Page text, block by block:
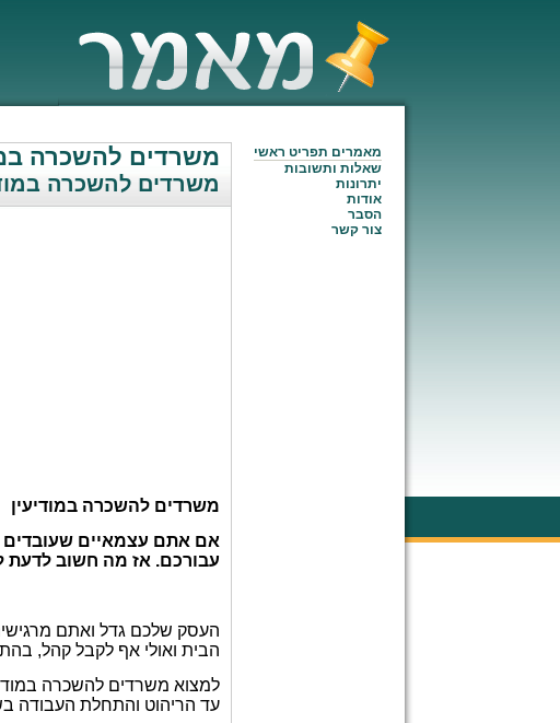
משרדים להשכרה
משרדים להשכרה
משרדים להשכרה במודיעין
אם אתם עצמאיים שעובדים
עבורכם. אז מה חשוב לדעת
העסק שלכם גדל ואתם
הבית ואולי אף לקבל קהל,
למצוא משרדים להשכרה
עד הריהוט והתחלת העבודה
מאמרים תפריט ראשי
שאלות ותשובות
יתרונות
אודות
הסבר
צור קשר